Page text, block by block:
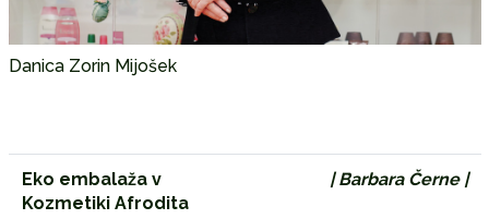
Danica Zorin Mijošek
Eko embalaža v
Kozmetiki Afrodita
| Barbara Černe |